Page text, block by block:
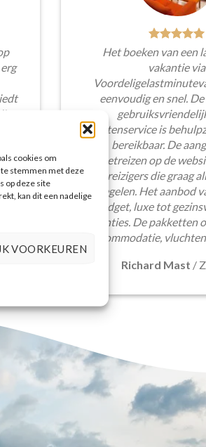
cookies om
te stemmen met deze
op deze site
kan dit een nadelige
VOORKEUREN
Het boeken van een
vakantie via
eenvoudig en snel.
klantenservice is
bereikbaar. De
pakketreizen op de
voor reizigers die graag
regelen. Het aanbod
budget, luxe tot
vakanties. De pakketten
accommodatie,
Richard Mast /